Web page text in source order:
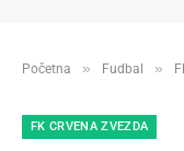
Početna » Fudbal »
FK CRVENA ZVEZDA